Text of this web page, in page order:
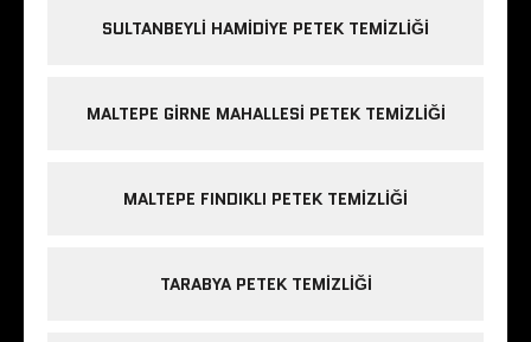
SULTANBEYLI HAMIDIYE PETEK TEMIZLIĞI
MALTEPE GIRNE MAHALLESI PETEK TEMIZLIĞI
MALTEPE FINDIKLI PETEK TEMIZLIĞI
TARABYA PETEK TEMIZLIĞI